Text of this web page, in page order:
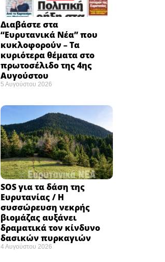
Διαβάστε στα
“Ευρυτανικά Νέα” που
κυκλοφορούν – Τα
κυριότερα θέματα στο
πρωτοσέλιδο της 4ης
Αυγούστου
5 Αυγούστου 2026
SOS για τα δάση της
Ευρυτανίας / Η
συσσώρευση νεκρής
βιομάζας αυξάνει
δραματικά τον κίνδυνο
δασικών πυρκαγιών
4 Αυγούστου 2026